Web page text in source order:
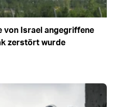
von Israel angegriffene
zerstört wurde